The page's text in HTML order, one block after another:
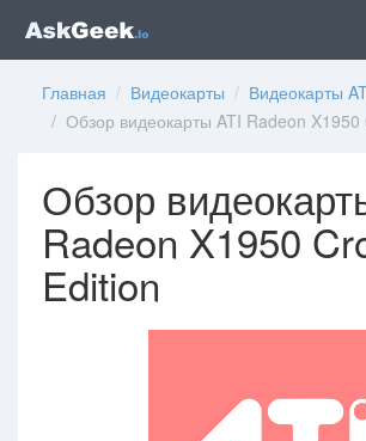
Главная / Видеокарты / Видеокарты
/ Обзор видеокарты ATI Radeon X1950
Обзор
Radeon X1950
Edition